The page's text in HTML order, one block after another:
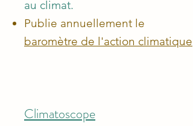
au climat.
Publie annuellement le
baromètre de l'action climatique
Climatoscope